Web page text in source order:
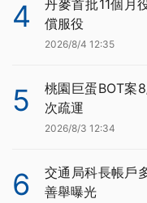
4
丹麥首批11個月
償服役
2026/8/4 12:35
5
桃園巨蛋BOT案
次疏運
2026/8/3 12:34
6
交通局科長帳戶
善舉曝光